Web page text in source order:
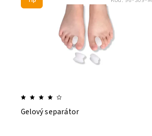
Gelový separátor